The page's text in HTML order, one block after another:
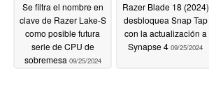
Se filtra el nombre en
clave de Razer Lake-S
como posible futura
serie de CPU de
sobremesa 09/25/2024
Razer Blade 18 (2024)
desbloquea Snap Tap
con la actualización a
Synapse 4 09/25/2024